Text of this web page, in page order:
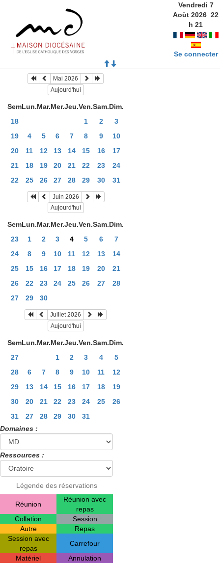
Vendredi 7
Août 2026 22
h21
Se connecter
Mai 2026
Aujourd'hui
SemLun.Mar.Mer.Jeu.Ven.Sam.Dim.
18
1 2
3
19
4 5 6 7 8 9
10
20
11 12 13 14 15 16
17
21
18 19 20 21 22 23
24
22
25 26 27 28 29 30 31
Juin 2026
Aujourd'hui
SemLun.Mar.Mer.Jeu.Ven.Sam.Dim.
23
1 2 3 4 5 6
7
24
8 9 10 11 12 13
14
25
15 16 17 18 19 20
21
26
22 23 24 25 26 27
28
27
29 30
Juillet 2026
Aujourd'hui
SemLun.Mar.Mer.Jeu.Ven.Sam.Dim.
27
1 2 3 4
5
28
6 7 8 9 10 11
12
29
13 14 15 16 17 18
19
30
20 21 22 23 24 25
26
31
27 28 29 30
31
Domaines :
Ressources :
Légende des réservations
Réunion
Réunion avec
repas
Collation
Session
Autre
Repas
Session avec
repas
Carrefour
Matériel
Annulation